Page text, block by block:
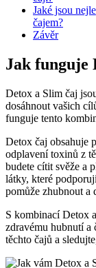
Jaké jsou
čajem?
Závěr
Jak funguje
Detox a Slim čaj
dosáhnout vašich
funguje tento
Detox čaj obsahuje
odplavení toxinů z
budete cítit svěže a
látky, které
pomůže zhubnout a
S kombinací Detox
zdravému hubnutí a
těchto čajů a